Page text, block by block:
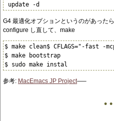
update -d
G4 最適化オプションというのがあった
configure し直して、make
$ make clean$ CFLAGS="-fast
$ make bootstrap
$ sudo make instal
参考: MacEmacs JP Project—–
•